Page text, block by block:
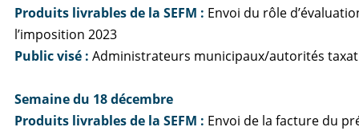
Produits livrables de la SEFM : Envoi du rôle
l’imposition 2023
Public visé : Administrateurs municipaux/autorités
Semaine du 18 décembre
Produits livrables de la SEFM : Envoi de la facture du